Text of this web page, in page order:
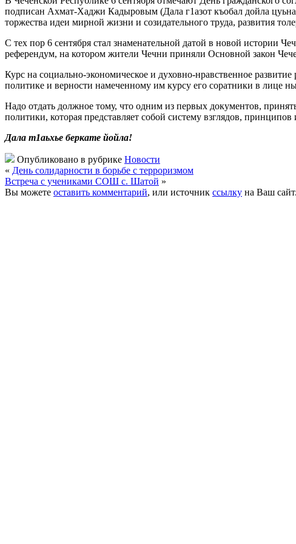
подписан Ахмат-Хаджи Кадыровым (Дала г1азот къобал дойла
торжества идеи мирной жизни и созидательного труда, развития
С тех пор 6 сентября стал знаменательной датой в новой истории
референдум, на котором жители Чечни приняли Основной закон
Курс на социально-экономическое и духовно-нравственное
политике и верности намеченному им курсу его соратники в лице
Надо отдать должное тому, что одним из первых документов,
политики, которая представляет собой систему взглядов,
Дала т1аьхье беркате йойла!
Опубликовано в рубрике Новости
« День солидарности в борьбе с терроризмом
Встреча с учениками СОШ с. Шатой »
Вы можете оставить комментарий, или источник ссылку на Ваш сайт.